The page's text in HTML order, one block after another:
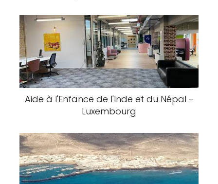
Aide à l'Enfance de l'Inde et du Népal -
Luxembourg